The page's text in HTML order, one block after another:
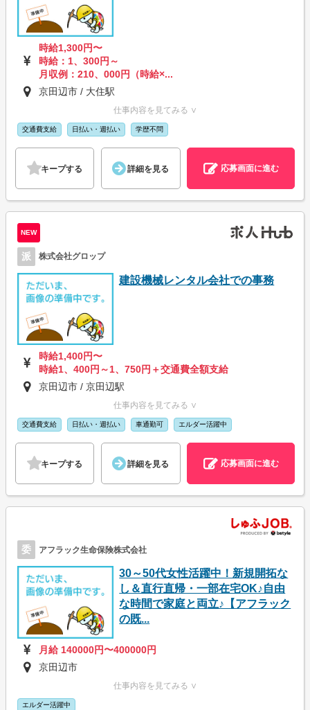
時給1,300円〜
時給：1、300円～
月収例：210、000円（時給×...
京田辺市 / 大住駅
仕事内容を見てみる ∨
交通費支給 日払い・週払い 学歴不問
キープする 詳細を見る 応募画面に進む
NEW
派 株式会社グロップ
建設機械レンタル会社での事務
時給1,400円〜
時給1、400円～1、750円＋交通費全額支給
京田辺市 / 京田辺駅
仕事内容を見てみる ∨
交通費支給 日払い・週払い 車通勤可 エルダー活躍中
キープする 詳細を見る 応募画面に進む
委 アフラック生命保険株式会社
30～50代女性活躍中！新規開拓な
し＆直行直帰・一部在宅OK♪自由
な時間で家庭と両立♪【アフラック
の既...
月給 140000円〜400000円
京田辺市
仕事内容を見てみる ∨
エルダー活躍中